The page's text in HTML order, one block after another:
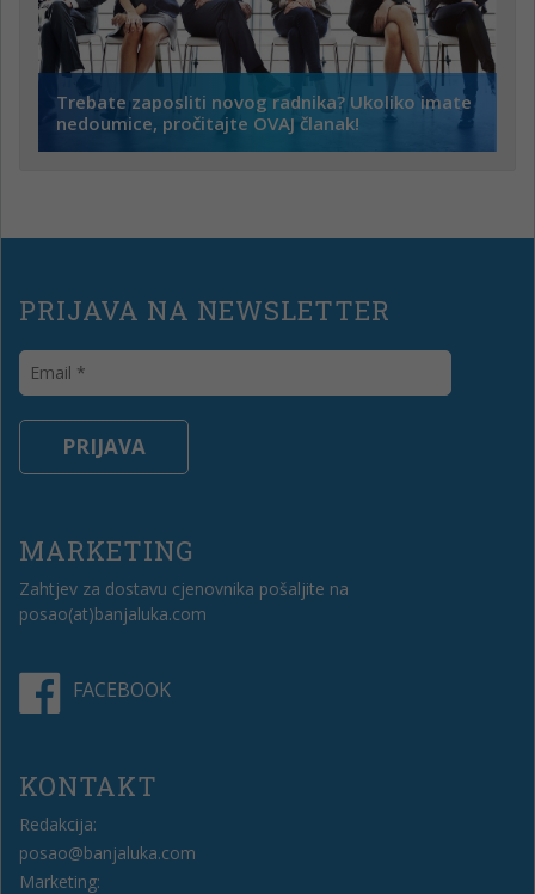
Trebate zaposliti novog radnika? Ukoliko imate
nedoumice, pročitajte OVAJ članak!
PRIJAVA NA NEWSLETTER
MARKETING
Zahtjev za dostavu cjenovnika pošaljite na
posao(at)banjaluka.com
FACEBOOK
KONTAKT
Redakcija:
posao@banjaluka.com
Marketing: